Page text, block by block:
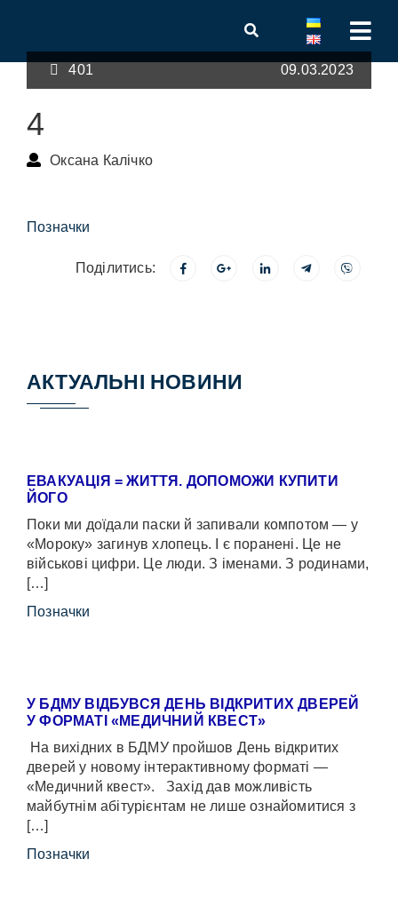
401 09.03.2023
4
Оксана Калічко
Позначки
Поділитись:
АКТУАЛЬНІ НОВИНИ
ЕВАКУАЦІЯ = ЖИТТЯ. ДОПОМОЖИ КУПИТИ
ЙОГО
Поки ми доїдали паски й запивали компотом — у
«Мороку» загинув хлопець. І є поранені. Це не
військові цифри. Це люди. З іменами. З родинами,
[…]
Позначки
У БДМУ ВІДБУВСЯ ДЕНЬ ВІДКРИТИХ ДВЕРЕЙ
У ФОРМАТІ «МЕДИЧНИЙ КВЕСТ»
На вихідних в БДМУ пройшов День відкритих
дверей у новому інтерактивному форматі —
«Медичний квест». Захід дав можливість
майбутнім абітурієнтам не лише ознайомитися з
[…]
Позначки